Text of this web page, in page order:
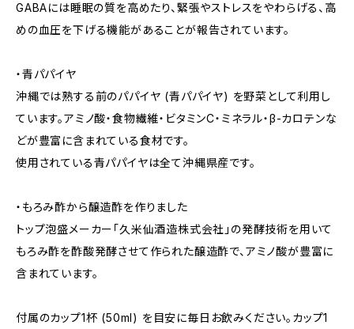
GABAには睡眠の質を高めたり、緊張やストレスをやわらげる、高
めの血圧を下げる機能があることが報告されています。
・青パパイヤ
沖縄では熟する前のパパイヤ (青パパイヤ) を野菜として利用し
ています。アミノ酸・食物繊維・ビタミンC・ミネラル・β-カロテンな
どが豊富に含まれている食材です。
使用されている青パパイヤは全て沖縄県産です。
・もろみ酢から醸造酢を作りました
トップ泡盛メーカー「久米仙酒造株式会社」の発酵技術を用いて
もろみ酢を酢酸発酵させて作られた醸造酢で、アミノ酸が豊富に
含まれています。
付属のカップ1杯 (50ml) を目安に毎日お飲みください。カップ1